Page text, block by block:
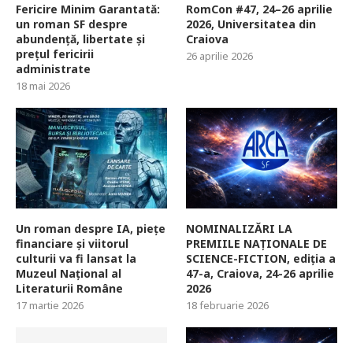
Fericire Minim Garantată:
un roman SF despre
abundență, libertate și
prețul fericirii
administrate
18 mai 2026
RomCon #47, 24–26 aprilie
2026, Universitatea din
Craiova
26 aprilie 2026
Un roman despre IA, piețe
financiare și viitorul
culturii va fi lansat la
Muzeul Național al
Literaturii Române
17 martie 2026
NOMINALIZĂRI LA
PREMIILE NAȚIONALE DE
SCIENCE-FICTION, ediția a
47-a, Craiova, 24-26 aprilie
2026
18 februarie 2026